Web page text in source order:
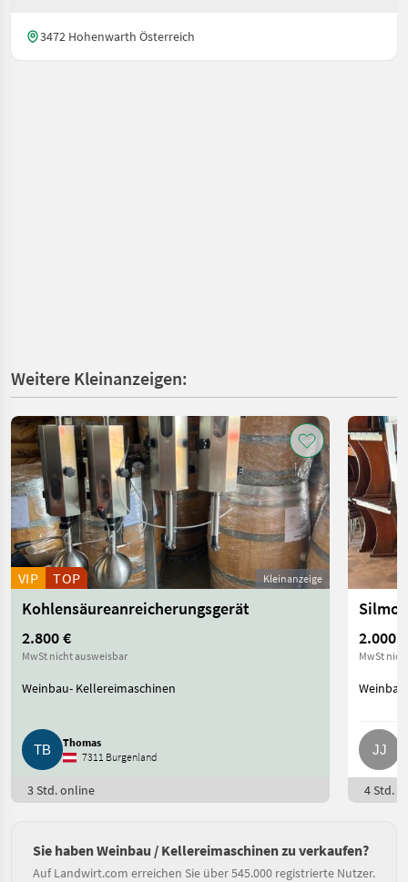
3472 Hohenwarth Österreich
Weitere Kleinanzeigen:
Kleinanzeige
VIP TOP
Kohlensäureanreicherungsgerät
2.800 €
MwSt nicht ausweisbar
Weinbau- Kellereimaschinen
Thomas
7311 Burgenland
3 Std. online
Silmo
2.000 €
MwSt
4 Std.
Sie haben Weinbau / Kellereimaschinen zu verkaufen?
Auf Landwirt.com erreichen Sie über 545.000 registrierte Nutzer.